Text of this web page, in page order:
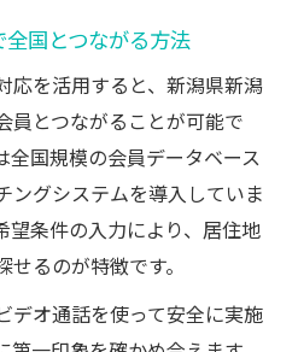
イン利用で成功する秘訣
スタイルを見つける方法
ラインで時間と費用を節約
国とつながる方法
応を活用すると、新潟県新潟
員とつながることが可能で
全国規模の会員データベース
ングシステムを導入していま
望条件の入力により、居住地
るのが特徴です。
デオ通話を使って安全に実施